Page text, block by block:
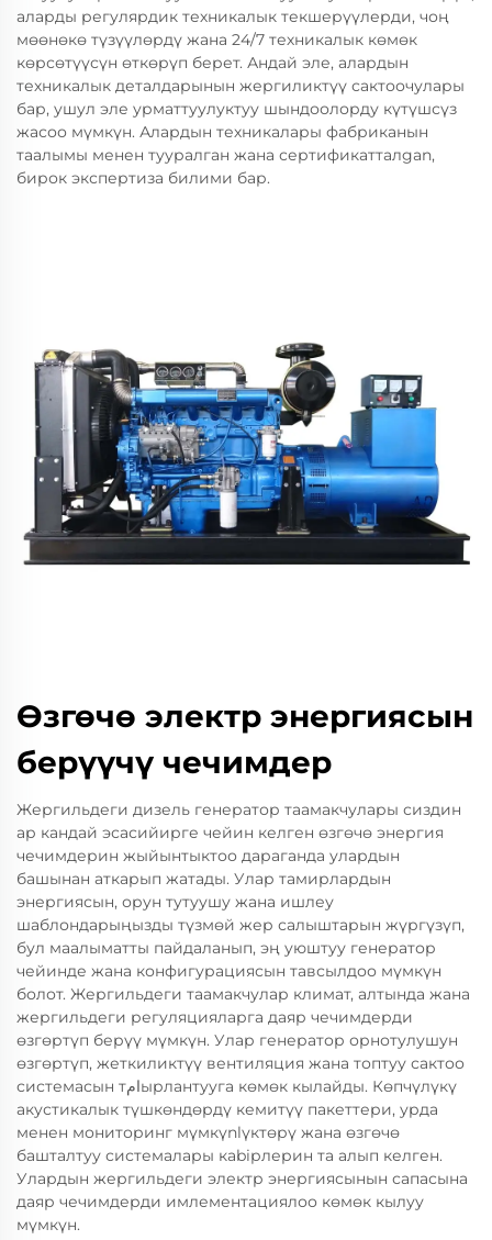
аларды регулярдик техникалык текшерүүлерди, чоң
мөөнөкө түзүүлөрдү жана 24/7 техникалык көмөк
көрсөтүүсүн өткөрүп берет. Андай эле, алардын
техникалык деталдарынын жергиликтүү сактоочулары
бар, ушул эле урматтуулуктуу шындоолорду күтүшсүз
жасоо мүмкүн. Алардын техникалары фабриканын
таалымы менен тууралган жана сертификатталgan,
бирок экспертиза билими бар.
Өзгөчө электр энергиясын
берүүчү чечимдер
Жергильдеги дизель генератор таамакчулары сиздин
ар кандай эсасийирге чейин келген өзгөчө энергия
чечимдерин жыйынтыктоо дараганда улардын
башынан аткарып жатады. Улар тамирлардын
энергиясын, орун тутуушу жана ишлеу
шаблондарыңызды түзмөй жер салыштарын жүргүзүп,
бул маалыматты пайдаланып, эң уюштуу генератор
чейинде жана конфигурациясын тавсылдоо мүмкүн
болот. Жергильдеги таамакчулар климат, алтында жана
жергильдеги регуляцияларга даяр чечимдерди
өзгөртүп берүү мүмкүн. Улар генератор орнотулушун
өзгөртүп, жеткиликтүү вентиляция жана топтуу сактоо
системасын тامырлантууга көмөк кылайды. Көпчүлүкү
акустикалык түшкөндөрдү кемитүү пакеттери, урда
менен мониторинг мүмкүnlүктөрү жана өзгөчө
башталтуу системалары кabiрлерин та алып келген.
Улардын жергильдеги электр энергиясынын сапасына
даяр чечимдерди имлементациялоо көмөк кылуу
мүмкүн.